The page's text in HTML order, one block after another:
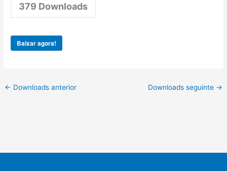
379 Downloads
Baixar agora!
← Downloads anterior Downloads seguinte →